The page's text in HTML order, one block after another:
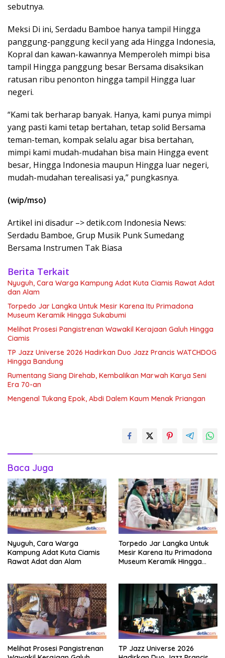
sebutnya.
Meksi Di ini, Serdadu Bamboe hanya tampil Hingga
panggung-panggung kecil yang ada Hingga Indonesia,
Kopral dan kawan-kawannya Memperoleh mimpi bisa
tampil Hingga panggung besar Bersama disaksikan
ratusan ribu penonton hingga tampil Hingga luar
negeri.
“Kami tak berharap banyak. Hanya, kami punya mimpi
yang pasti kami tetap bertahan, tetap solid Bersama
teman-teman, kompak selalu agar bisa bertahan,
mimpi kami mudah-mudahan bisa main Hingga event
besar, Hingga Indonesia maupun Hingga luar negeri,
mudah-mudahan terealisasi ya,” pungkasnya.
(wip/mso)
Artikel ini disadur –> detik.com Indonesia News:
Serdadu Bamboe, Grup Musik Punk Sumedang
Bersama Instrumen Tak Biasa
Berita Terkait
Nyuguh, Cara Warga Kampung Adat Kuta Ciamis Rawat Adat
dan Alam
Torpedo Jar Langka Untuk Mesir Karena Itu Primadona
Museum Keramik Hingga Sukabumi
Melihat Prosesi Pangistrenan Wawakil Kerajaan Galuh Hingga
Ciamis
TP Jazz Universe 2026 Hadirkan Duo Jazz Prancis WATCHDOG
Hingga Bandung
Rumentang Siang Direhab, Kembalikan Marwah Karya Seni
Era 70-an
Mengenal Tukang Epok, Abdi Dalem Kaum Menak Priangan
Baca Juga
Nyuguh, Cara Warga
Kampung Adat Kuta Ciamis
Rawat Adat dan Alam
Torpedo Jar Langka Untuk
Mesir Karena Itu Primadona
Museum Keramik Hingga
Melihat Prosesi Pangistrenan
TP Jazz Universe 2026